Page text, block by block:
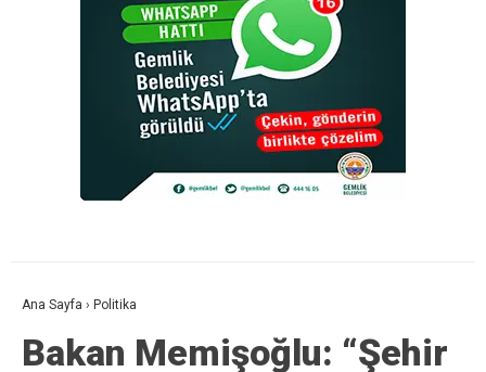
Ana Sayfa › Politika
Bakan Memişoğlu: “Şehir